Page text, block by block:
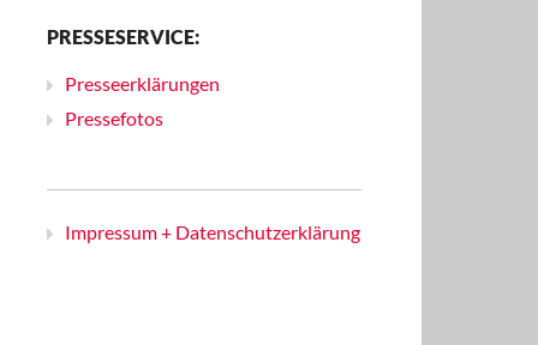
PRESSESERVICE:
Presseerklärungen
Pressefotos
Impressum + Datenschutzerklärung